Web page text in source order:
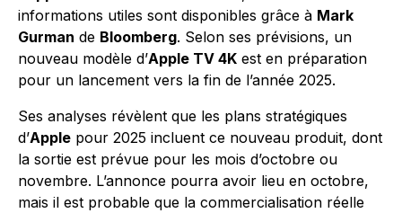
informations utiles sont disponibles grâce à Mark
Gurman de Bloomberg. Selon ses prévisions, un
nouveau modèle d’Apple TV 4K est en préparation
pour un lancement vers la fin de l’année 2025.
Ses analyses révèlent que les plans stratégiques
d’Apple pour 2025 incluent ce nouveau produit, dont
la sortie est prévue pour les mois d’octobre ou
novembre. L’annonce pourra avoir lieu en octobre,
mais il est probable que la commercialisation réelle